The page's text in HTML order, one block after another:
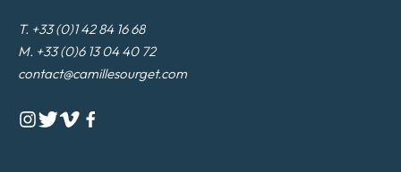
T. +33 (0)1 42 84 16 68
M. +33 (0)6 13 04 40 72
contact@camillesourget.com